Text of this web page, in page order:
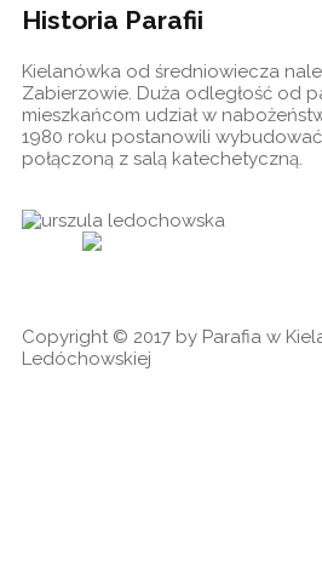
Historia Parafii
Kielanówka od średniowiecza
Zabierzowie. Duża odległość od
mieszkańcom udział w
1980 roku postanowili
połączoną z salą katechetyczną.
Copyright © 2017 by Parafia w
Ledóchowskiej